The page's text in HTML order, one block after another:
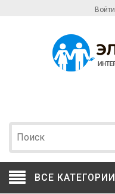
Войти
ВСЕ КАТЕГОРИИ